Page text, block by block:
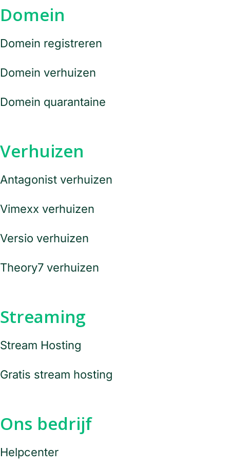
Domein
Domein registreren
Domein verhuizen
Domein quarantaine
Verhuizen
Antagonist verhuizen
Vimexx verhuizen
Versio verhuizen
Theory7 verhuizen
Streaming
Stream Hosting
Gratis stream hosting
Ons bedrijf
Helpcenter